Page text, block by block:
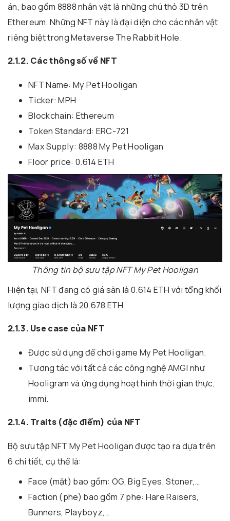
án, bao gồm 8888 nhân vật là những chú thỏ 3D trên
Ethereum. Những NFT này là đại diện cho các nhân vật
riêng biệt trong Metaverse The Rabbit Hole.
2.1.2. Các thông số về NFT
NFT Name: My Pet Hooligan
Ticker: MPH
Blockchain: Ethereum
Token Standard: ERC-721
Max Supply: 8888 My Pet Hooligan
Floor price: 0.614 ETH
Thông tin bộ sưu tập NFT My Pet Hooligan
Hiện tại, NFT đang có giá sàn là 0.614 ETH với tổng khối
lượng giao dịch là 20.678 ETH.
2.1.3. Use case của NFT
Được sử dụng để chơi game My Pet Hooligan.
Tương tác với tất cả các công nghệ AMGI như
Hooligram và ứng dụng hoạt hình thời gian thực,
immi.
2.1.4. Traits (đặc điểm) của NFT
Bộ sưu tập NFT My Pet Hooligan được tạo ra dựa trên
6 chi tiết, cụ thể là:
Face (mặt) bao gồm: OG, Big Eyes, Stoner,…
Faction (phe) bao gồm 7 phe: Hare Raisers,
Bunners, Playboyz,…